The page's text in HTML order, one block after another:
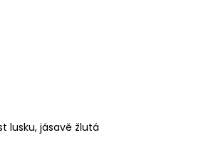
lusku, jásavě žlutá